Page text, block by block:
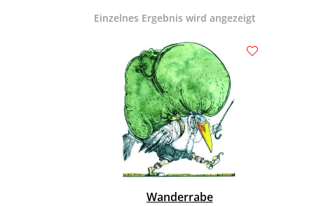
Einzelnes Ergebnis wird angezeigt
Wanderrabe